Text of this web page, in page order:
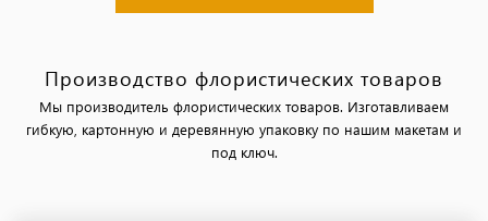
Производство флористических товаров
Мы производитель флористических товаров. Изготавливаем
гибкую, картонную и деревянную упаковку по нашим макетам и
под ключ.